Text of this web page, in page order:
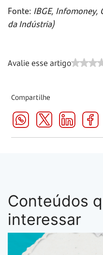
Fonte: IBGE, Infomoney,
da Indústria)
Avalie esse artigo
Compartilhe
Conteúdos
interessar